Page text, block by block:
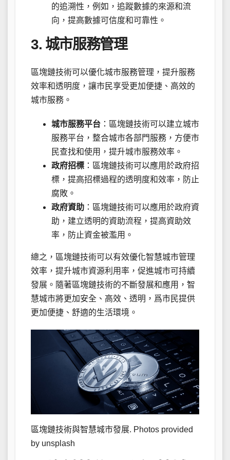
的追溯性，例如，追蹤數據的來源和流
向，提高數據可信度和可靠性。
3. 城市服務管理
區塊鏈技術可以優化城市服務管理，提升服務
效率和透明度，讓市民享受更加便捷、高效的
城市服務。
城市服務平台 ：區塊鏈技術可以建立城市
服務平台，整合城市各部門服務，方便市
民查找和使用，提升城市服務效率。
政府招標 ：區塊鏈技術可以應用於政府招
標，提高招標過程的透明度和效率，防止
腐敗。
政府資助 ：區塊鏈技術可以應用於政府資
助，建立透明的資助流程，提高資助效
率，防止資金被濫用。
總之，區塊鏈技術可以有效優化智慧城市管理
效率，提升城市資源利用率，促進城市可持續
發展。隨著區塊鏈技術的不斷發展和應用，智
慧城市將更加安全、高效、透明，爲市民提供
更加便捷、舒適的生活環境。
區塊鏈技術與智慧城市發展. Photos provided
by unsplash